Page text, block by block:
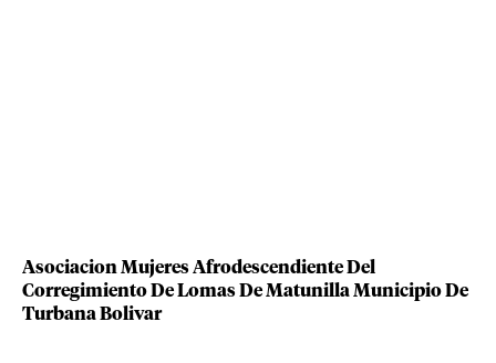
Asociacion Mujeres Afrodescendiente Del
Corregimiento De Lomas De Matunilla Municipio De
Turbana Bolivar